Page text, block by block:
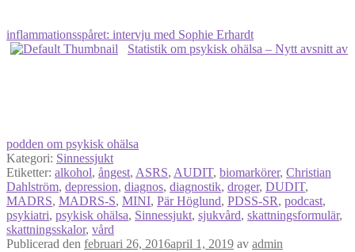
inflammationsspåret: intervju med Sophie Erhardt
Statistik om psykisk ohälsa – Nytt avsnitt av
podden om psykisk ohälsa
Kategori: Sinnessjukt
Etiketter: alkohol, ångest, ASRS, AUDIT, biomarkörer, Christian
Dahlström, depression, diagnos, diagnostik, droger, DUDIT,
MADRS, MADRS-S, MINI, Pär Höglund, PDSS-SR, podcast,
psykiatri, psykisk ohälsa, Sinnessjukt, sjukvård, skattningsformulär,
skattningsskalor, vård
Publicerad den februari 26, 2016april 1, 2019 av admin